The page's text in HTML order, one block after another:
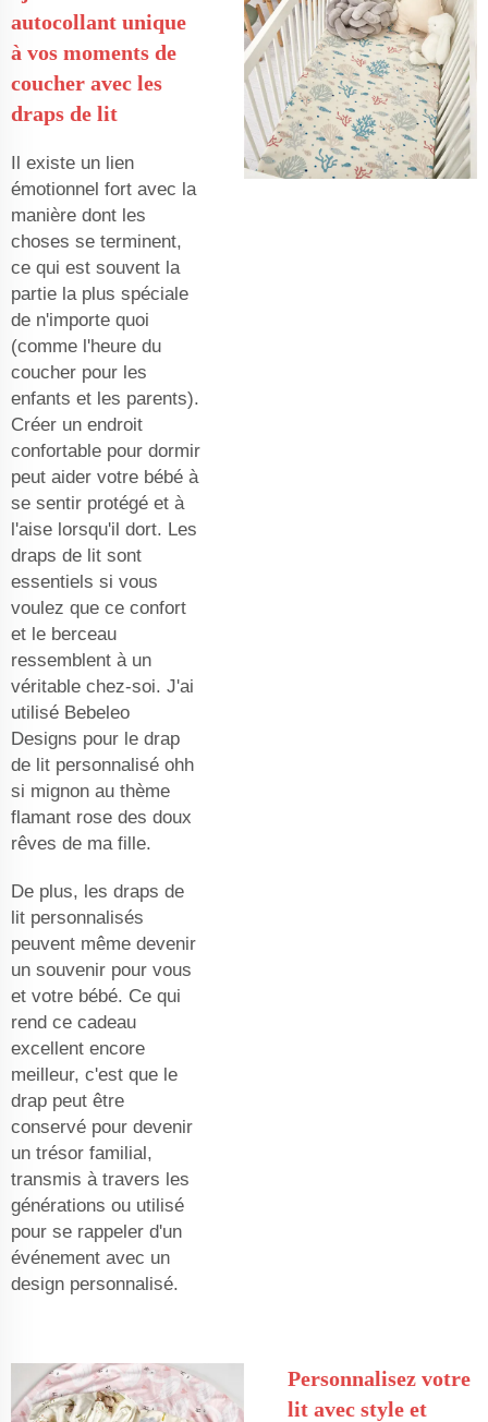
autocollant unique
à vos moments de
coucher avec les
draps de lit
Il existe un lien
émotionnel fort avec la
manière dont les
choses se terminent,
ce qui est souvent la
partie la plus spéciale
de n'importe quoi
(comme l'heure du
coucher pour les
enfants et les parents).
Créer un endroit
confortable pour dormir
peut aider votre bébé à
se sentir protégé et à
l'aise lorsqu'il dort. Les
draps de lit sont
essentiels si vous
voulez que ce confort
et le berceau
ressemblent à un
véritable chez-soi. J'ai
utilisé Bebeleo
Designs pour le drap
de lit personnalisé ohh
si mignon au thème
flamant rose des doux
rêves de ma fille.
De plus, les draps de
lit personnalisés
peuvent même devenir
un souvenir pour vous
et votre bébé. Ce qui
rend ce cadeau
excellent encore
meilleur, c'est que le
drap peut être
conservé pour devenir
un trésor familial,
transmis à travers les
générations ou utilisé
pour se rappeler d'un
événement avec un
design personnalisé.
Personnalisez votre
lit avec style et